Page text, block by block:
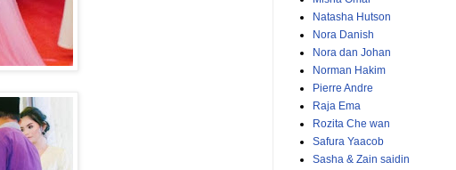
Natasha Hutson
Nora Danish
Nora dan Johan
Norman Hakim
Pierre Andre
Raja Ema
Rozita Che wan
Safura Yaacob
Sasha & Zain saidin